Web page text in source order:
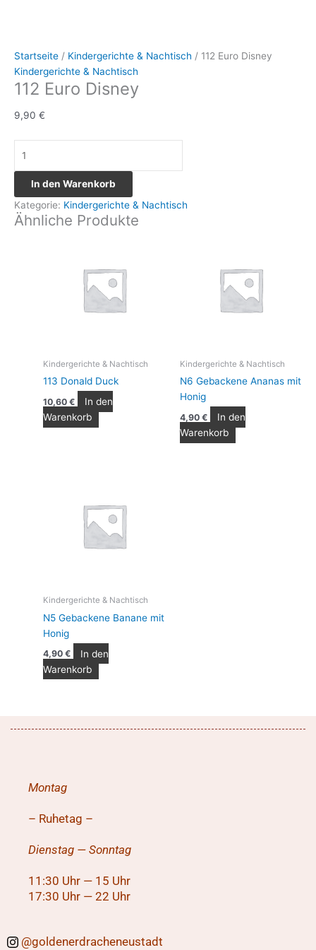
Startseite / Kindergerichte & Nachtisch / 112 Euro Disney
Kindergerichte & Nachtisch
112 Euro Disney
9,90 €
In den Warenkorb
Kategorie: Kindergerichte & Nachtisch
Ähnliche Produkte
Kindergerichte & Nachtisch
113 Donald Duck
10,60€
In den
Warenkorb
Kindergerichte & Nachtisch
N6 Gebackene Ananas mit
Honig
4,90 €
In den
Warenkorb
Kindergerichte & Nachtisch
N5 Gebackene Banane mit
Honig
4,90€
In den
Warenkorb
Montag
– Ruhetag –
Dienstag — Sonntag
11:30 Uhr — 15 Uhr
17:30 Uhr — 22 Uhr
@goldenerdracheneustadt